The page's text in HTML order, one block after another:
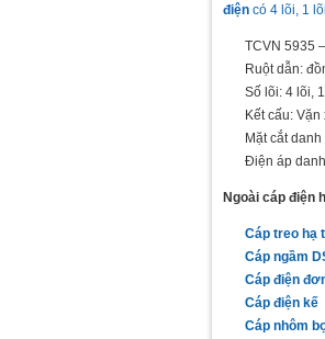
điện có 4 lõi, 1
TCVN 5935
Ruột dẫn:
Số lõi: 4 lõi,
Kết cấu:
Mặt cắt
Điện áp
Ngoài cáp điện
Cáp treo hạ
Cáp ngầm
Cáp điện
Cáp điện kế
Cáp nhôm